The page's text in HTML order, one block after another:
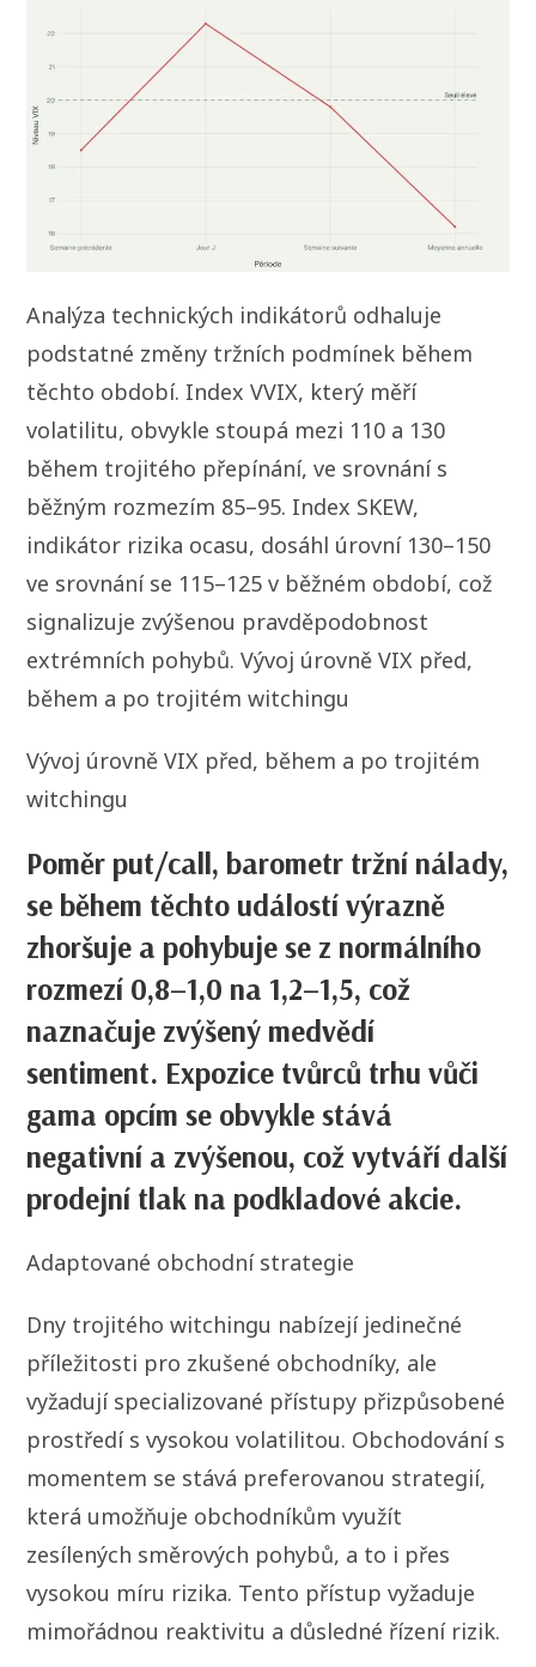
Analýza technických indikátorů odhaluje
podstatné změny tržních podmínek během
těchto období. Index VVIX, který měří
volatilitu, obvykle stoupá mezi 110 a 130
během trojitého přepínání, ve srovnání s
běžným rozmezím 85–95. Index SKEW,
indikátor rizika ocasu, dosáhl úrovní 130–150
ve srovnání se 115–125 v běžném období, což
signalizuje zvýšenou pravděpodobnost
extrémních pohybů. Vývoj úrovně VIX před,
během a po trojitém witchingu
Vývoj úrovně VIX před, během a po trojitém
witchingu
Poměr put/call, barometr tržní nálady,
se během těchto událostí výrazně
zhoršuje a pohybuje se z normálního
rozmezí 0,8–1,0 na 1,2–1,5, což
naznačuje zvýšený medvědí
sentiment. Expozice tvůrců trhu vůči
gama opcím se obvykle stává
negativní a zvýšenou, což vytváří další
prodejní tlak na podkladové akcie.
Adaptované obchodní strategie
Dny trojitého witchingu nabízejí jedinečné
příležitosti pro zkušené obchodníky, ale
vyžadují specializované přístupy přizpůsobené
prostředí s vysokou volatilitou. Obchodování s
momentem se stává preferovanou strategií,
která umožňuje obchodníkům využít
zesílených směrových pohybů, a to i přes
vysokou míru rizika. Tento přístup vyžaduje
mimořádnou reaktivitu a důsledné řízení rizik.